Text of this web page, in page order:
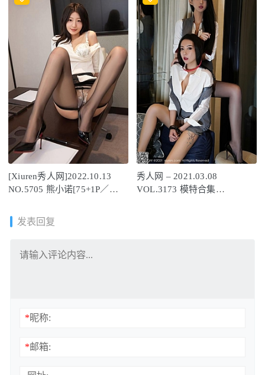
[Xiuren秀人网]2022.10.13
NO.5705 熊小诺[75+1P／
秀人网 – 2021.03.08
VOL.3173 模特合集
发表回复
*昵称:
*邮箱: